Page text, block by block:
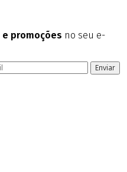
promoções no seu e-
Enviar